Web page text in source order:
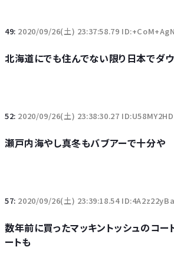
49: 2020/09/26(土) 23:37:58.79
北海道にでも住んでない限り日本でダ
52: 2020/09/26(土) 23:38:30.27
瀬戸内海やし真冬もバブアーで十分や
57: 2020/09/26(土) 23:39:18.54 ID:4A2z22yBa
数年前に買ったマッキントッシュのコー
ートも